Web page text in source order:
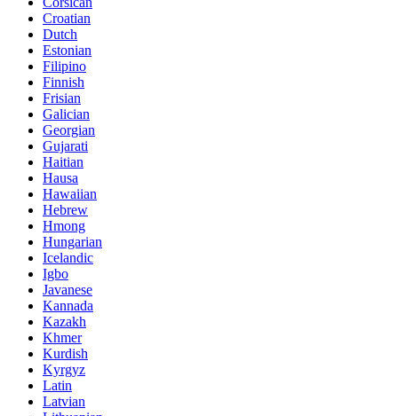
Croatian
Dutch
Estonian
Filipino
Finnish
Frisian
Galician
Georgian
Gujarati
Haitian
Hausa
Hawaiian
Hebrew
Hmong
Hungarian
Icelandic
Igbo
Javanese
Kannada
Kazakh
Khmer
Kurdish
Kyrgyz
Latin
Latvian